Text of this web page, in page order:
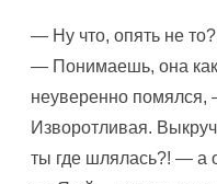
— Ну что, опять не то?
— Понимаешь, она
неуверенно
Изворотливая.
ты где шлялась?! — а